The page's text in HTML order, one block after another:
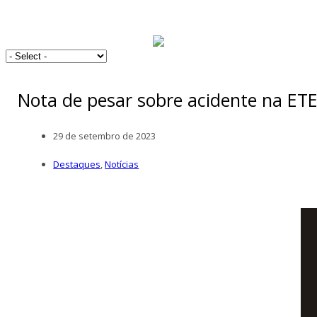
Nota de pesar sobre acidente na
29 de setembro de 2023
Destaques,Notícias